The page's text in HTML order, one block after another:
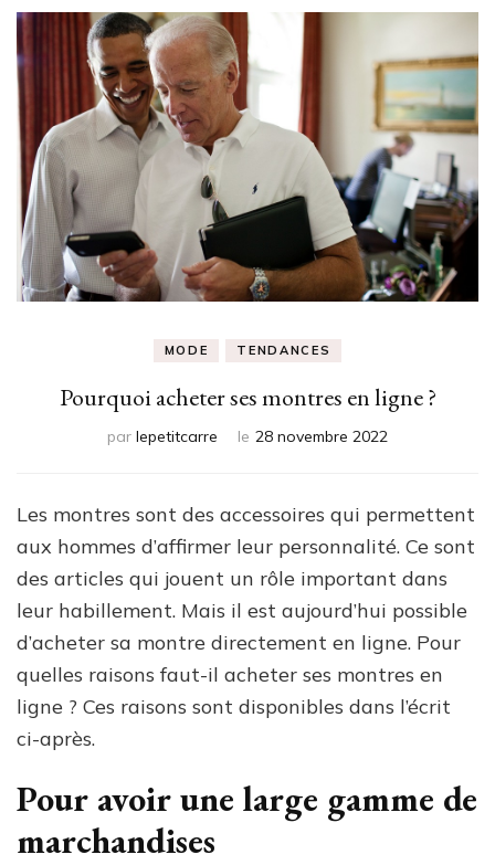
MODE TENDANCES
Pourquoi acheter ses montres en ligne ?
par lepetitcarre le 28 novembre 2022
Les montres sont des accessoires qui permettent
aux hommes d’affirmer leur personnalité. Ce sont
des articles qui jouent un rôle important dans
leur habillement. Mais il est aujourd’hui possible
d’acheter sa montre directement en ligne. Pour
quelles raisons faut-il acheter ses montres en
ligne ? Ces raisons sont disponibles dans l’écrit
ci-après.
Pour avoir une large gamme de
marchandises